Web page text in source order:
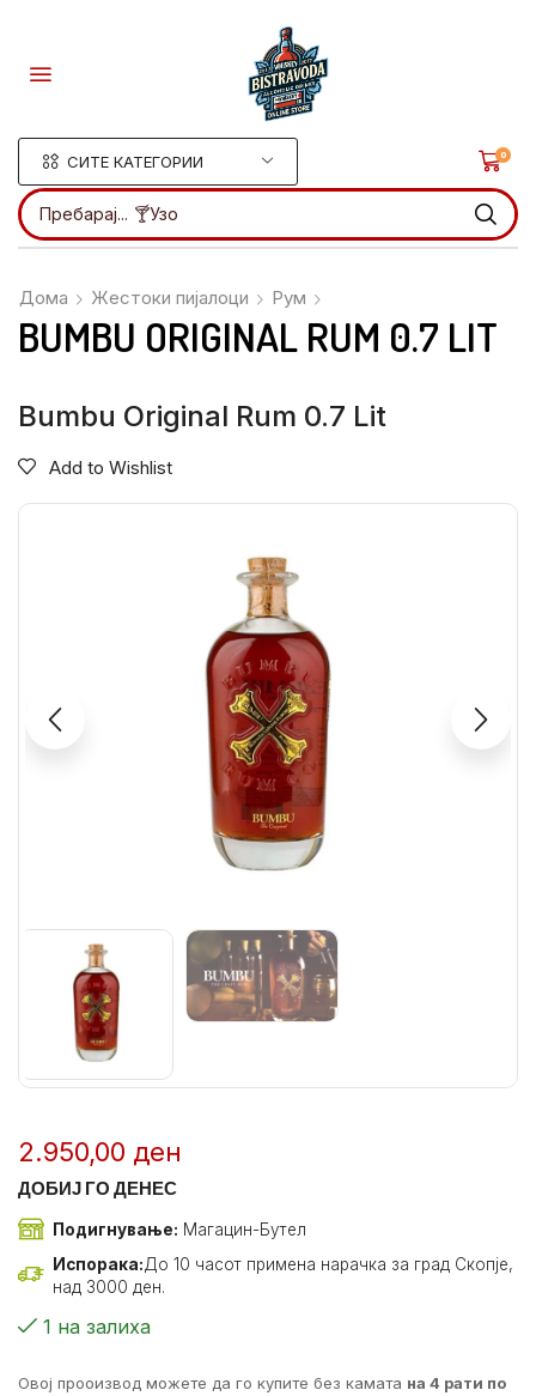
СИТЕ КАТЕГОРИИ
Пребарај... 🍸Ликери
0
Дома Жестоки пијалоци Рум
BUMBU ORIGINAL RUM 0.7 LIT
Bumbu Original Rum 0.7 Lit
Add to Wishlist
2.950,00 ден
ДОБИЈ ГО ДЕНЕС
Подигнување: Магацин-Бутел
Испорака:До 10 часот примена нарачка за град Скопје,
над 3000 ден.
1 на залиха
Овој прооизвод можете да го купите без камата на 4 рати по